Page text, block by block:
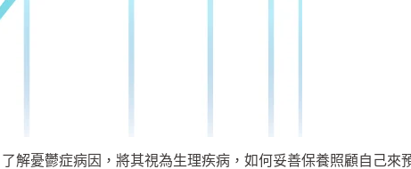
解憂鬱症病因，將其視為生理疾病，如何妥善保養照顧自己